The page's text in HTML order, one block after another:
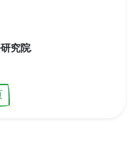
究院.